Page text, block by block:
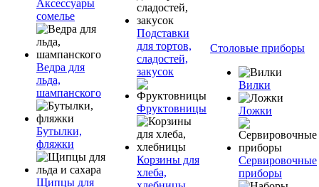
Аксессуары
сомелье
Ведра для
льда,
шампанского
Бутылки,
фляжки
Щипцы для
Подставки
для тортов,
сладостей,
закусок
Фруктовницы
Корзины для
хлеба,
Столовые приборы
Вилки
Ложки
Сервировочные
приборы